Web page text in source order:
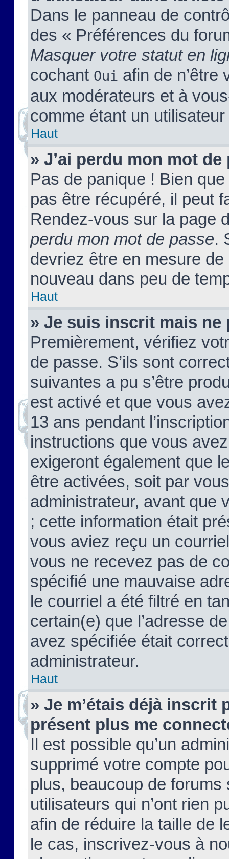
Dans le panneau de
des « Préférences du
Masquer votre statut en
cochant Oui afin de n’être
aux modérateurs et à
comme étant un
Haut
» J’ai perdu mon mot de
Pas de panique ! Bien
pas être récupéré, il peut
Rendez-vous sur la page
perdu mon mot de passe.
devriez être en mesure
nouveau dans peu de
Haut
» Je suis inscrit mais ne
Premièrement, vérifiez
de passe. S’ils sont
suivantes a pu s’être
est activé et que vous
13 ans pendant
instructions que vous
exigeront également que
être activées, soit par
administrateur, avant que
; cette information était
vous aviez reçu un
vous ne recevez pas de
spécifié une mauvaise
le courriel a été filtré en
certain(e) que l’adresse
avez spécifiée était
administrateur.
Haut
» Je m’étais déjà inscrit
présent plus me
Il est possible qu’un
supprimé votre compte
plus, beaucoup de
utilisateurs qui n’ont rien
afin de réduire la taille de
le cas, inscrivez-vous à